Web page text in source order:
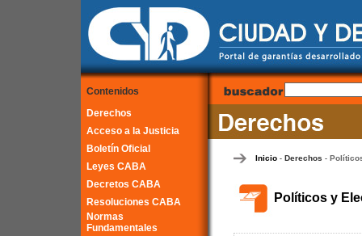
Contenidos
Derechos
Acceso a la Justicia
Boletín Oficial
Leyes CABA
Decretos CABA
Resoluciones CABA
Normas
Fundamentales
Inicio- Derechos -
Políticos y